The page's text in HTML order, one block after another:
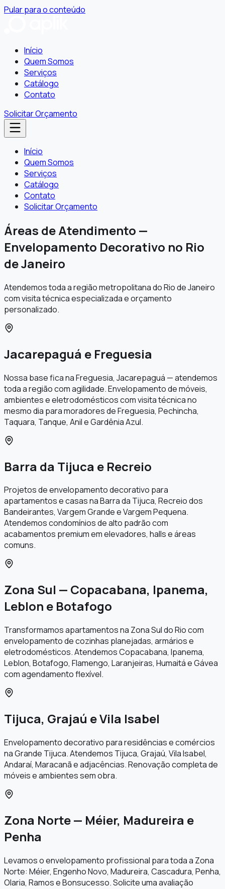
Pular para o conteúdo
Início
Quem Somos
Serviços
Catálogo
Contato
Solicitar Orçamento
Início
Quem Somos
Serviços
Catálogo
Contato
Solicitar Orçamento
Áreas de Atendimento —
Envelopamento Decorativo no Rio
de Janeiro
Atendemos toda a região metropolitana do Rio de Janeiro
com visita técnica especializada e orçamento
personalizado.
Jacarepaguá e Freguesia
Nossa base fica na Freguesia, Jacarepaguá — atendemos
toda a região com agilidade. Envelopamento de móveis,
ambientes e eletrodomésticos com visita técnica no
mesmo dia para moradores de Freguesia, Pechincha,
Taquara, Tanque, Anil e Gardênia Azul.
Barra da Tijuca e Recreio
Projetos de envelopamento decorativo para
apartamentos e casas na Barra da Tijuca, Recreio dos
Bandeirantes, Vargem Grande e Vargem Pequena.
Atendemos condomínios de alto padrão com
acabamentos premium em elevadores, halls e áreas
comuns.
Zona Sul — Copacabana, Ipanema,
Leblon e Botafogo
Transformamos apartamentos na Zona Sul do Rio com
envelopamento de cozinhas planejadas, armários e
eletrodomésticos. Atendemos Copacabana, Ipanema,
Leblon, Botafogo, Flamengo, Laranjeiras, Humaitá e Gávea
com agendamento flexível.
Tijuca, Grajaú e Vila Isabel
Envelopamento decorativo para residências e comércios
na Grande Tijuca. Atendemos Tijuca, Grajaú, Vila Isabel,
Andaraí, Maracanã e adjacências. Renovação completa de
móveis e ambientes sem obra.
Zona Norte — Méier, Madureira e
Penha
Levamos o envelopamento profissional para toda a Zona
Norte: Méier, Engenho Novo, Madureira, Cascadura, Penha,
Olaria, Ramos e Bonsucesso. Solicite uma avaliação